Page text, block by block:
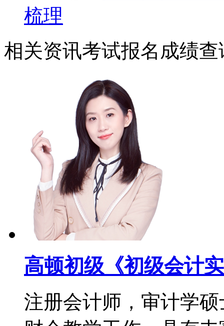
梳理
相关资讯考试报名 成绩查
高顿初级《初级会计
注册会计师，审计学